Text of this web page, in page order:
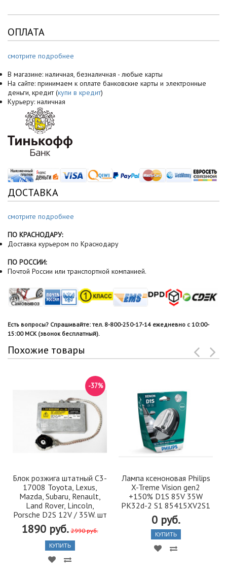
ОПЛАТА
смотрите подробнее
В магазине: наличная, безналичная - любые карты
На сайте: принимаем к оплате банковские карты и электронные
деньги, кредит (купи в кредит)
Курьеру: наличная
ДОСТАВКА
смотрите подробнее
ПО КРАСНОДАРУ:
Доставка курьером по Краснодару
ПО РОССИИ:
Почтой России или транспортной компанией.
Есть вопросы? Спрашивайте: тел. 8-800-250-17-14 ежедневно с 10:00-
15:00 МСК (звонок бесплатный).
Похожие товары
Блок розжига штатный C3-
17008 Toyota, Lexus,
Mazda, Subaru, Renault,
Land Rover, Lincoln,
Porsche D2S 12V / 35W. шт
1890 руб. 2990 руб.
-37%
КУПИТЬ
Лампа ксеноновая Philips
X-Treme Vision gen2
+150% D1S 85V 35W
PK32d-2 S1 85415XV2S1
0 руб.
КУПИТЬ